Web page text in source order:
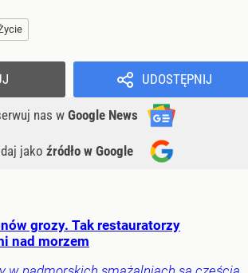
UDOSTĘPNIJ
nas w Google News
jako źródło w Google
grozy. Tak restauratorzy
nad morzem